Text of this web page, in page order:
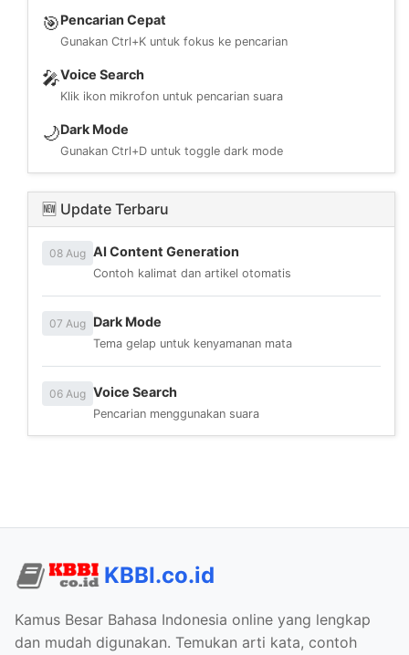
🎯Pencarian Cepat
Gunakan Ctrl+K untuk fokus ke pencarian
🎤Voice Search
Klik ikon mikrofon untuk pencarian suara
🌙Dark Mode
Gunakan Ctrl+D untuk toggle dark mode
🆕 Update Terbaru
08 Aug AI Content Generation
Contoh kalimat dan artikel otomatis
07 Aug Dark Mode
Tema gelap untuk kenyamanan mata
06 Aug Voice Search
Pencarian menggunakan suara
KBBI.co.id
Kamus Besar Bahasa Indonesia online yang lengkap
dan mudah digunakan. Temukan arti kata, contoh